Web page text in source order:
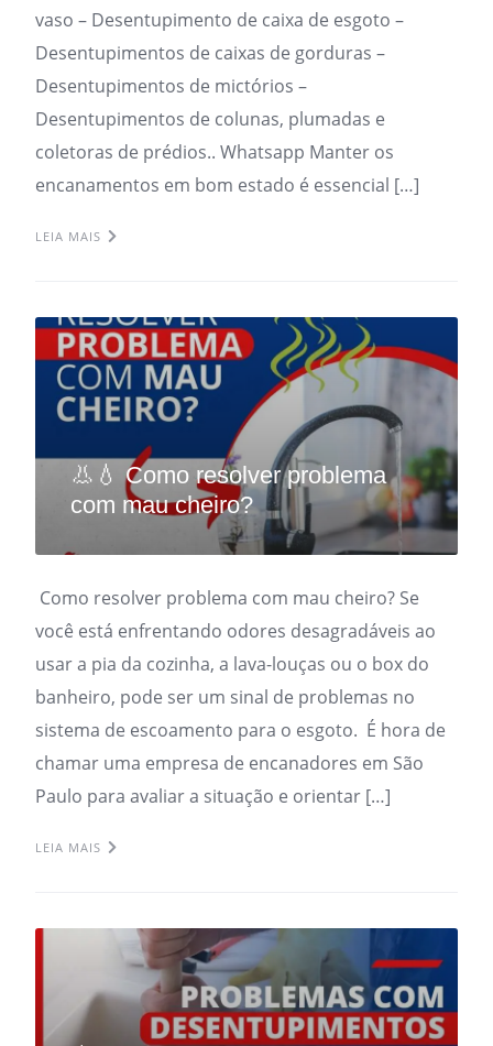
vaso – Desentupimento de caixa de esgoto –
Desentupimentos de caixas de gorduras –
Desentupimentos de mictórios –
Desentupimentos de colunas, plumadas e
coletoras de prédios.. Whatsapp Manter os
encanamentos em bom estado é essencial […]
LEIA MAIS
👃💧 Como resolver problema
com mau cheiro?
Como resolver problema com mau cheiro? Se
você está enfrentando odores desagradáveis ao
usar a pia da cozinha, a lava-louças ou o box do
banheiro, pode ser um sinal de problemas no
sistema de escoamento para o esgoto. É hora de
chamar uma empresa de encanadores em São
Paulo para avaliar a situação e orientar […]
LEIA MAIS